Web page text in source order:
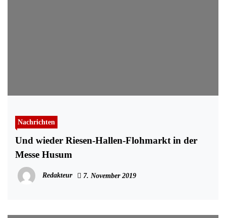
Nachrichten
Und wieder Riesen-Hallen-Flohmarkt in der
Messe Husum
Redakteur 7. November 2019